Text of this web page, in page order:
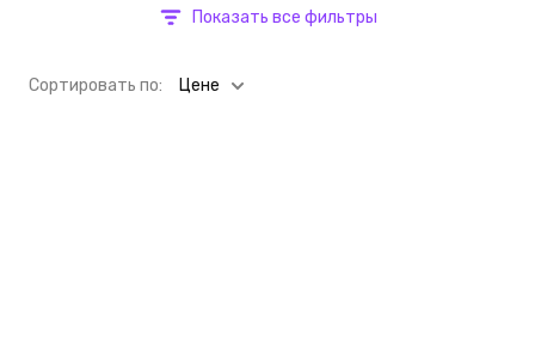
Показать все фильтры
Cортировать по: Цене